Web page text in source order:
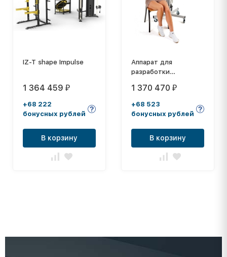
IZ-T shape Impulse
1 364 459 ₽
+68 222
бонусных рублей
В корзину
Аппарат для
разработки
ARTROMOT E2
1 370 470 ₽
+68 523
бонусных рублей
В корзину